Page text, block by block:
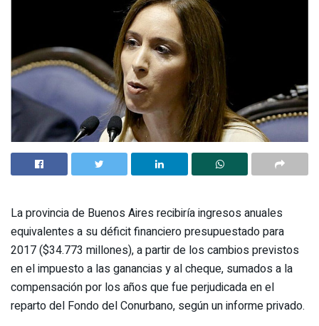
La provincia de Buenos Aires recibiría ingresos anuales
equivalentes a su déficit financiero presupuestado para
2017 ($34.773 millones), a partir de los cambios previstos
en el impuesto a las ganancias y al cheque, sumados a la
compensación por los años que fue perjudicada en el
reparto del Fondo del Conurbano, según un informe privado.